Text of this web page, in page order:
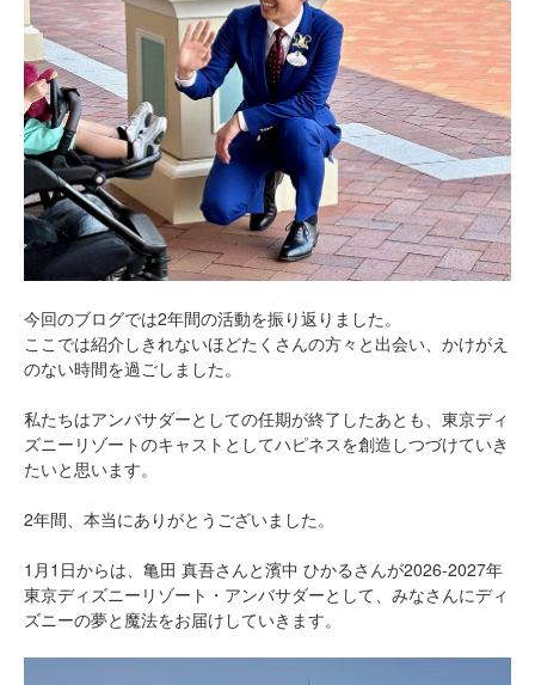
今回のブログでは2年間の活動を振り返りました。
ここでは紹介しきれないほどたくさんの方々と出会い、かけがえ
のない時間を過ごしました。
私たちはアンバサダーとしての任期が終了したあとも、東京ディ
ズニーリゾートのキャストとしてハピネスを創造しつづけていき
たいと思います。
2年間、本当にありがとうございました。
1月1日からは、亀田 真吾さんと濱中 ひかるさんが2026‐2027年
東京ディズニーリゾート・アンバサダーとして、みなさんにディ
ズニーの夢と魔法をお届けしていきます。